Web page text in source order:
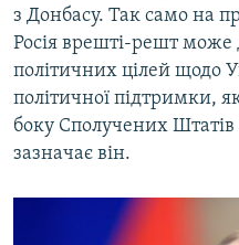
з Донбасу. Так само на
Росія врешті-решт може
політичних цілей щодо
політичної підтримки,
боку Сполучених
зазначає він.